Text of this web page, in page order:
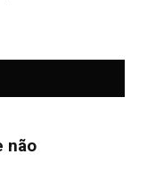
não